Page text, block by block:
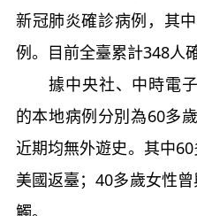
新冠肺炎確診病例，其
例。目前全臺累計348人
據中央社、中時電子
的本地病例分別為60多
近期均無外遊史。其中
美國返臺；40多歲女性
觸。